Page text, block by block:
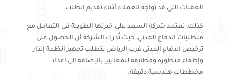
العقبات التي قد تواجه العملاء أثناء تقديم الطلب.
كذلك، تعتمد شركة السعد على خبرتها الطويلة في التعامل مع
متطلبات الدفاع المدني، حيث تُدرك الشركة أن الحصول على
ترخيص الدفاع المدني غرب الرياض يتطلب تجهيز أنظمة إنذار
وإطفاء متطورة ومطابقة للمعايير، بالإضافة إلى إعداد
مخططات هندسية دقيقة.